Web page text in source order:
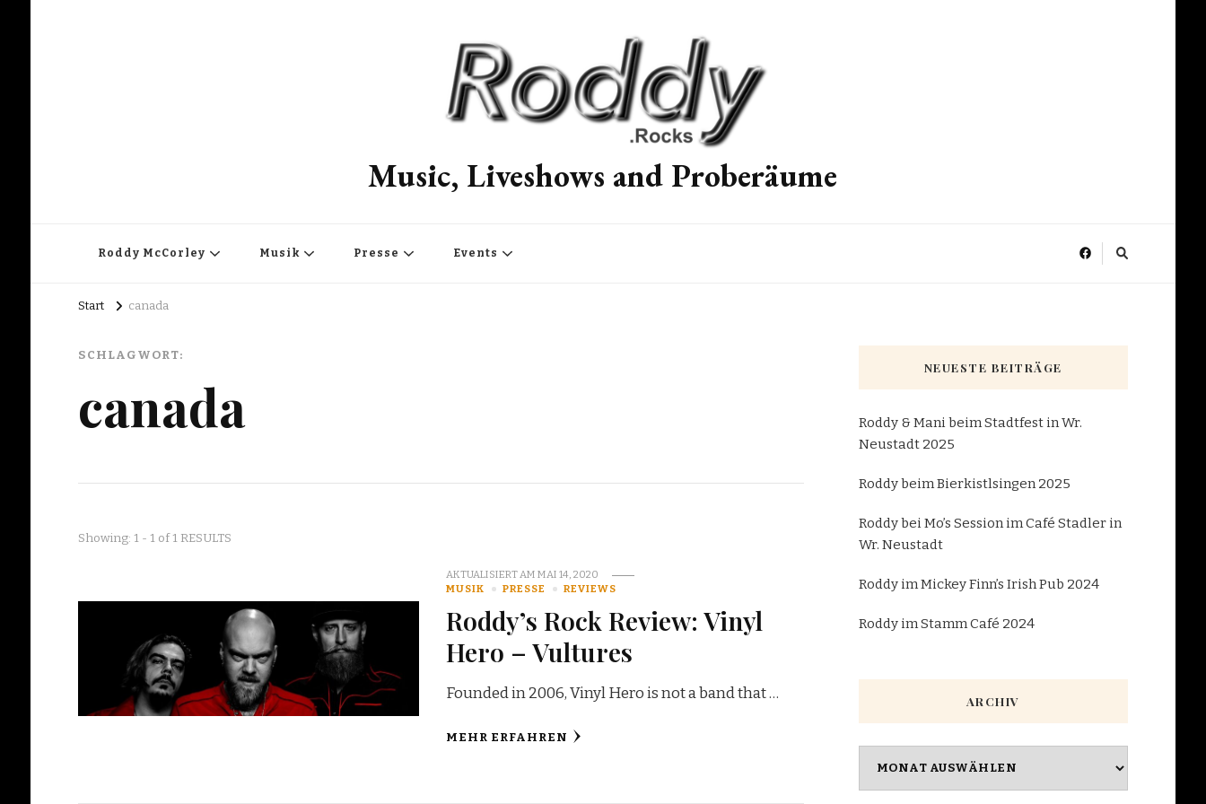
Music, Liveshows and Proberäume
Roddy McCorley Musik Presse Events
Start canada
SCHLAGWORT:
canada
Showing: 1 - 1 of 1 RESULTS
AKTUALISIERT AMMAI 14, 2020
MUSIK
PRESSE REVIEWS
Roddy’s Rock Review: Vinyl
Hero – Vultures
Founded in 2006, Vinyl Hero is not a band that …
MEHR ERFAHREN
NEUESTE BEITRÄGE
Roddy & Mani beim Stadtfest in Wr.
Neustadt 2025
Roddy beim Bierkistlsingen 2025
Roddy bei Mo’s Session im Café Stadler in
Wr. Neustadt
Roddy im Mickey Finn’s Irish Pub 2024
Roddy im Stamm Café 2024
ARCHIV